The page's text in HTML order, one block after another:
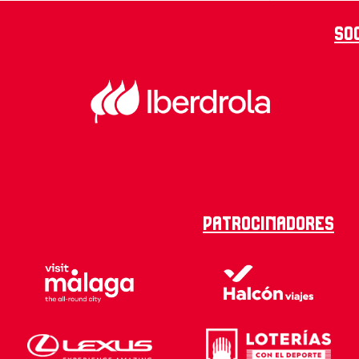
Patrocinadores